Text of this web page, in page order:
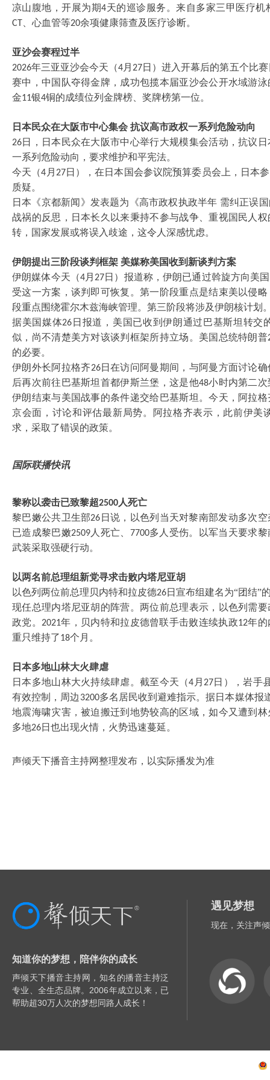
凉山腹地，开展为期4天的巡诊服务。来自多家三甲医疗
CT 、心血管等20余项健康筛查及医疗诊断。
亚沙会赛程过半
2026年三亚亚沙会今天（4月 27日）进入开幕后的第五个比
赛中，中国队夺得金牌，成功包揽本届亚沙会公开水域游
金11银4铜的成绩位列金牌榜、奖牌榜第一位。
日本民众在大阪市中心集会 抗议高市政权一系列危险动向
26日，日本民众在大阪市中心举行大规模集会活动，抗议
一系列危险动向，要求维护和平宪法。
今天（4 月 27日），在日本国会参议院预算委员会上，日本
质疑。
日本《京都新闻》发表题为《高市政权执政半年 需纠正误
战祸的反思，日本长久以来秉持不参与战争、重视国民人
转，国家发展或将误入歧途，这令人深感忧虑。
伊朗提出三阶段谈判框架 美媒称美国收到新谈判方案
伊朗媒体今天（4月 27日）报道称，伊朗已通过斡旋方向美
受这一方案，谈判即可恢复。第一阶段重点是结束美以侵
段重点围绕霍尔木兹海峡管理。第三阶段将涉及伊朗核计划
据美国媒体26 日报道，美国已收到伊朗通过巴基斯坦转
似，尚不清楚美方对该谈判框架所持立场。美国总统特朗普
的必要。
伊朗外长阿拉格齐26日在访问阿曼期间，与阿曼方面讨论
后再次前往巴基斯坦首都伊斯兰堡，这是他48小时内第二
伊朗结束与美国战事的条件递交给巴基斯坦。今天，阿拉
京会面，讨论和评估最新局势。阿拉格齐表示，此前伊美
求，采取了错误的政策。
国际联播快讯
黎称以袭击已致黎超2500人死亡
黎巴嫩公共卫生部26 日说，以色列当天对黎南部发动多次
已造成黎巴嫩2509人死亡、 7700多人受伤。以军当天要求
武装采取强硬行动。
以两名前总理组新党寻求击败内塔尼亚胡
以色列两位前总理贝内特和拉皮德26日宣布组建名为“团结”
现任总理内塔尼亚胡的阵营。两位前总理表示，以色列需
政党。 2021年，贝内特和拉皮德曾联手击败连续执政12年的
重只维持了18个月。
日本多地山林大火肆虐
日本多地山林大火持续肆虐。截至今天（4 月 27日），岩手
有效控制，周边 3200多名居民收到避难指示。据日本媒体报
地震海啸灾害，被迫搬迁到地势较高的区域，如今又遭到
多地26日也出现火情，火势迅速蔓延。
声倾天下播音主持网整理发布，以实际播发为准
知道你的梦想，陪伴你的成长
声倾天下播音主持网，知名的播音主持泛
专业、全生态品牌。2006年成立以来，已
帮助超30万人次的梦想同路人成长！
遇见梦想
现在，关注声